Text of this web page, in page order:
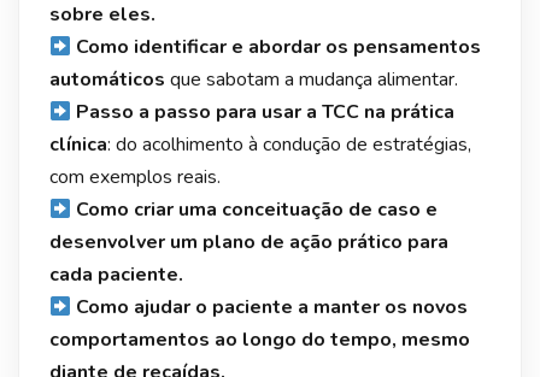
sobre eles.
Como identificar e abordar os pensamentos
automáticos que sabotam a mudança alimentar.
Passo a passo para usar a TCC na prática
clínica: do acolhimento à condução de estratégias,
com exemplos reais.
Como criar uma conceituação de caso e
desenvolver um plano de ação prático para
cada paciente.
Como ajudar o paciente a manter os novos
comportamentos ao longo do tempo, mesmo